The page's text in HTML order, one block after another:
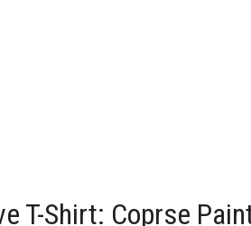
T-Shirt: Coprse